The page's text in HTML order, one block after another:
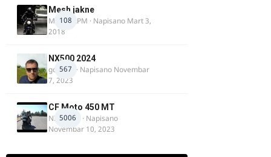
108
Mesh jakne
MostarRPM · Napisano Mart 3,
2018
567
NX500 2024
godovic · Napisano Novembar
7, 2023
5006
CF Moto 450 MT
NIKOLA 1
· Napisano
Novembar 10, 2023